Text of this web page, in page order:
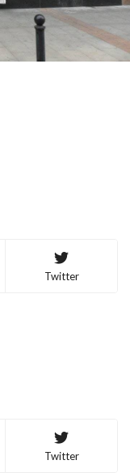
Twitter
Twitter